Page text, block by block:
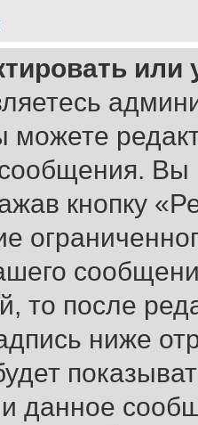
Вы
кнопку
то после
ниже
данное